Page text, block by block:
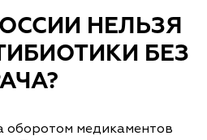
НЕЛЬЗЯ
БЕЗ
оборотом медикаментов